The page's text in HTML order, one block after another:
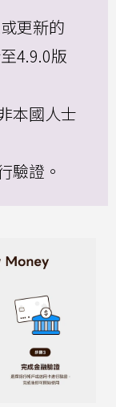
更新的
4.9.0版
本國人士
驗證。